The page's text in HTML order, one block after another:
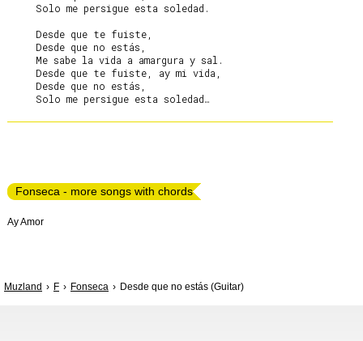
Fonseca - more songs with chords
Ay Amor
Muzland F Fonseca Desde que no estás (Guitar)